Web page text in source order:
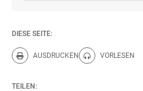
DIESE SEITE:
AUSDRUCKEN
Diese Seite drucken.
VORLESEN
Diese
TEILEN: